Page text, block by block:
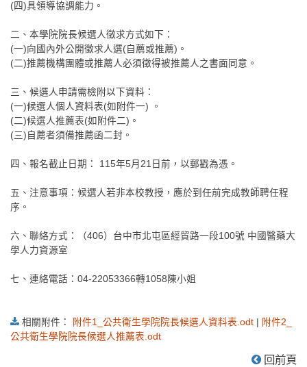
(四)具領導協調能力。
二、本學院院長候選人徵求方式如下：
(一)向國內外公開徵求人選(自薦或推薦)。
(二)推薦機構團體或推薦人必須徵得被推薦人之書面同意。
三、候選人申請需檢附以下資料：
(一)候選人個人資料表(如附件一) 。
(二)候選人推薦表(如附件二)。
(三)自薦者須備推薦函二封。
四、報名截止日期： 115年5月21日前，以郵戳為憑。
五、注意事項：候選人若非本校教授，應於到任前完成教師聘任程
序。
六、聯絡方式：（406）台中市北屯區經貿路一段100號 中國醫藥大
學人力資源室
七、連絡電話：04-22053366轉1058陳小姐
相關附件： 附件1_公共衛生學院院長候選人資料表.odt
附件2_
公共衛生學院院長候選人推薦表.odt
回前頁